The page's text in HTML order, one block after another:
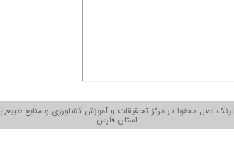
لینک اصل محتوا در مرکز تحقیقات و آموزش کشاورزی و منابع طبیعی
استان فارس